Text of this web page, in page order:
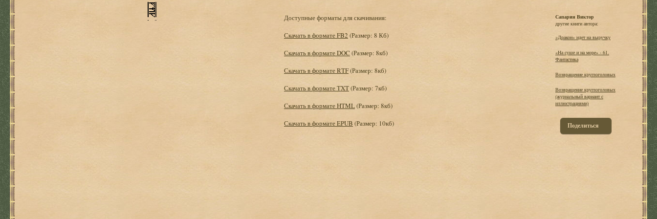
Доступные форматы для скачивания:
Скачать в формате FB2 (Размер: 8 Кб)
Скачать в формате DOC (Размер: 8кб)
Скачать в формате RTF(Размер: 8кб)
Скачать в формате TXT(Размер: 7кб)
Скачать в формате HTML(Размер: 8кб)
Скачать в формате EPUB (Размер: 10кб)
Сапарин Виктор
другие книги автора:
«Дракон» идет на выручку
«На суше и на море» - 61.
Фантастика
Возвращение круглоголовых
Возвращение круглоголовых
(журнальный вариант с
иллюстрациями)
Поделиться